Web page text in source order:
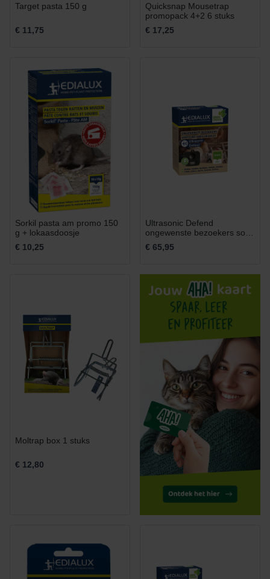
Target pasta 150 g
€ 11,75
Quicksnap Mousetrap
promopack 4+2 6 stuks
€ 17,25
Sorkil pasta am promo 150
g + lokaasdoosje
€ 10,25
Ultrasonic Defend
ongewenste bezoekers solar
1 stuk
€ 65,95
Moltrap box 1 stuks
€ 12,80